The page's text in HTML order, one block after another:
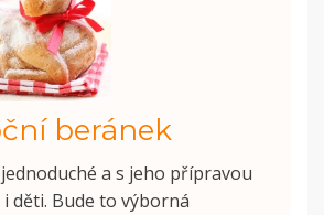
beránek
a s jeho přípravou
děti. Bude to výborná